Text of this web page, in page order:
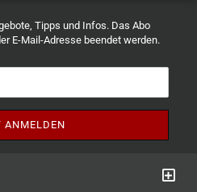
Tipps und Infos. Das Abo
E-Mail-Adresse beendet werden.